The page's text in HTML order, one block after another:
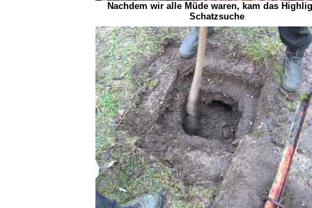
Nachdem wir alle Müde waren, kam das
Schatzsuche